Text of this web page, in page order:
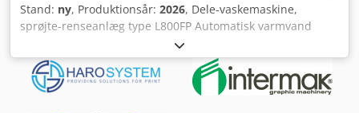
Stand: ny, Produktionsår: 2026, Dele-vaskemaskine,
sprøjte-renseanlæg type L800FP Automatisk varmvand
dele-vaskemaskine med kurvedrift via gearmotor.
Anlæggets kabinet er fremstillet af rustfrit stål 1.4301,
rørledninger og rotationskurv i galvaniseret stål.
Specialdyse-system med fladstråledyser i rustfrit stål.